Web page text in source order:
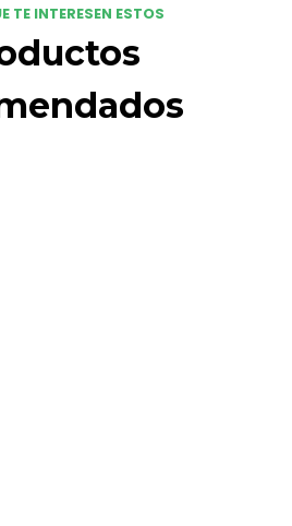
TE INTERESEN ESTOS